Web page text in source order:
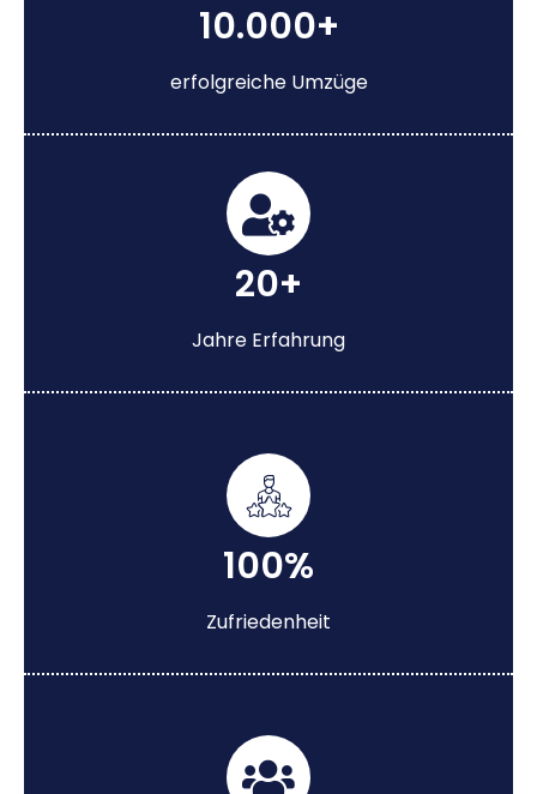
10.000+
erfolgreiche Umzüge
20+
Jahre Erfahrung
100%
Zufriedenheit